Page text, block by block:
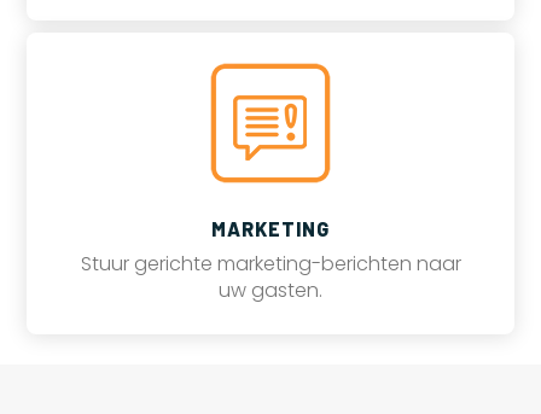
MARKETING
Stuur gerichte marketing-berichten naar
uw gasten.